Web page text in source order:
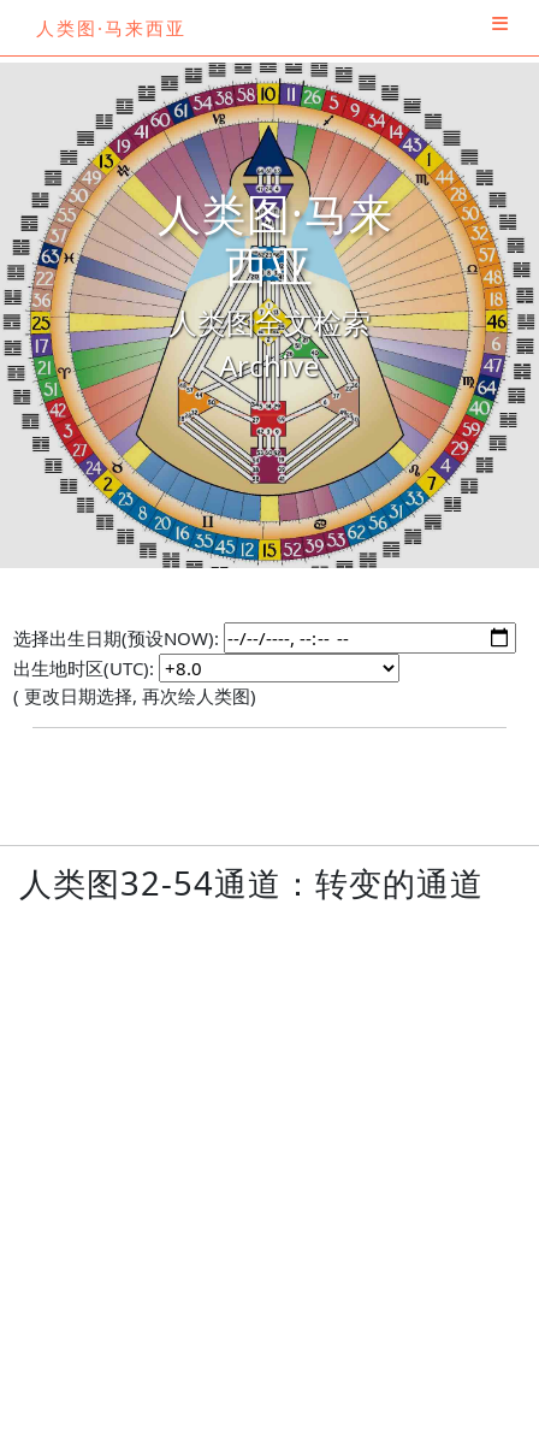
人类图·马来西亚
人类图·马来
西亚
人类图全文检索
Archive
选择出生日期(预设NOW):
出生地时区(UTC):
( 更改日期选择, 再次绘人类图)
人类图32-54通道：转变的通道